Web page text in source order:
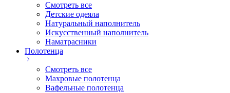
Смотреть все
Детские одеяла
Натуральный наполнитель
Искуcственный наполнитель
Наматрасники
Полотенца
Смотреть все
Махровые полотенца
Вафельные полотенца